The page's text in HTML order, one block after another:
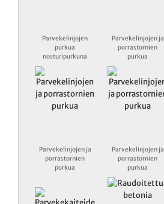
Parvekelinjojen
purkua
nosturipurkuna
Parvekelinjojen ja
porrastornien
purkua
Parvekelinjojen ja
porrastornien
purkua
Parvekelinjojen ja
porrastornien
purkua